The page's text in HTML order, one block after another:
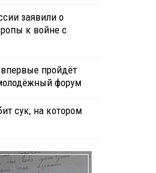
заявили о
к войне с
пройдёт
форум
сук, на котором